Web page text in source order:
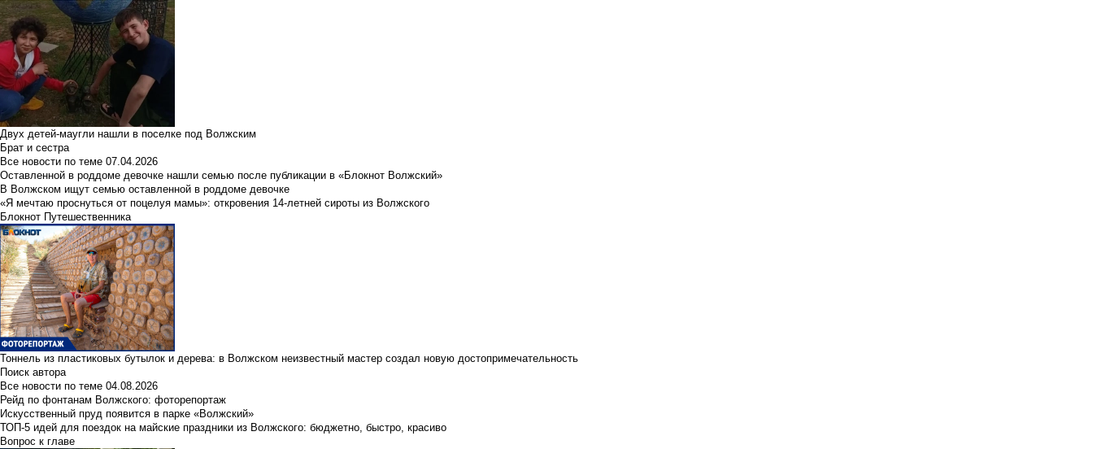
Двух детей-маугли нашли в поселке под Волжским
Брат и сестра
Все новости по теме 07.04.2026
Оставленной в роддоме девочке нашли семью после публикации в «Блокнот Волжский»
В Волжском ищут семью оставленной в роддоме девочке
«Я мечтаю проснуться от поцелуя мамы»: откровения 14-летней сироты из Волжского
Блокнот Путешественника
Тоннель из пластиковых бутылок и дерева: в Волжском неизвестный мастер создал новую достопримечательность
Поиск автора
Все новости по теме 04.08.2026
Рейд по фонтанам Волжского: фоторепортаж
Искусственный пруд появится в парке «Волжский»
ТОП-5 идей для поездок на майские праздники из Волжского: бюджетно, быстро, красиво
Вопрос к главе